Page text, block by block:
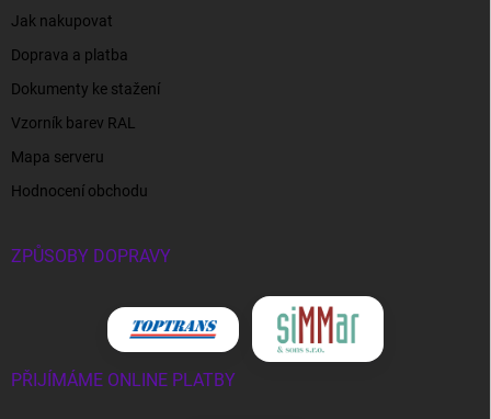
Jak nakupovat
Doprava a platba
Dokumenty ke stažení
Vzorník barev RAL
Mapa serveru
Hodnocení obchodu
ZPŮSOBY DOPRAVY
PŘIJÍMÁME ONLINE PLATBY